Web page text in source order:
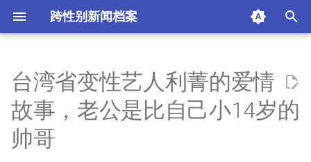
跨性别新闻档案
t
i
正文
摘要与附加信息
台湾省变性艺人利菁的爱情
故事，老公是比自己小14岁的
帅哥